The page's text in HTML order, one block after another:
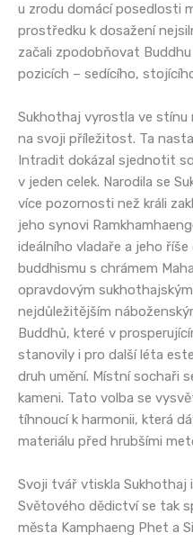
u zrodu domácí posedlosti
prostředku k dosažení
začali zpodobňovat
pozicích – sedícího,
Sukhothaj vyrostla ve stínu
na svoji příležitost. Ta
Intradit dokázal sjednotit
v jeden celek. Narodila se
více pozornosti než králi
jeho synovi
ideálního vladaře a jeho
buddhismu s chrámem
opravdovým
nejdůležitějším
Buddhů, které v
stanovily i pro další léta
druh umění. Místní sochaři
kameni. Tato volba se
tíhnoucí k harmonii, která
materiálu před hrubšími
Svoji tvář vtiskla Sukhothaj
Světového dědictví se tak
města Kamphaeng Phet a